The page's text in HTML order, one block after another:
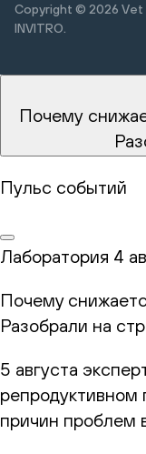
Copyright © 2026 Vet
INVITRO.
Почему
Пульс событий
Лаборатория 4
Почему
Разобрали на
5 августа
причин проблем